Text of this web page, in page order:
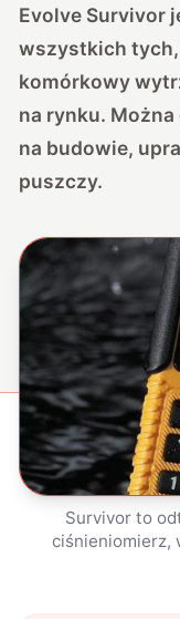
Evolve Survivor
wszystkich
komórkowy
na rynku. Można
na budowie,
puszczy.
Survivor to
ciśnieniomierz,